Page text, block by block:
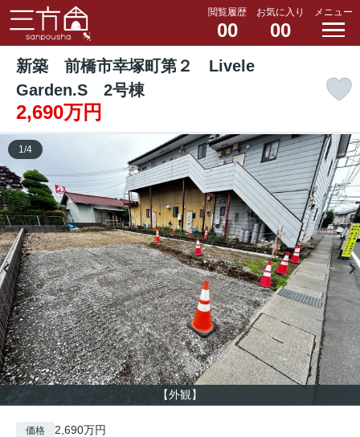
閲覧履歴
00
お気に入り
00
メニュー
新築 前橋市幸塚町第２ Livele
Garden.S 2号棟
2,690万円
【外観】
1/4
価格 2,690万円